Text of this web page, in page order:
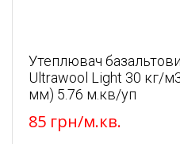
Утеплювач
Ultrawool Light 30 кг/
мм) 5.76 м.кв/уп
85 грн/м.кв.